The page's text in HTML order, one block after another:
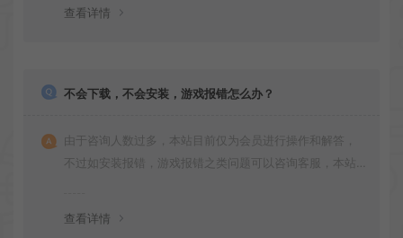
查看详情
不会下载，不会安装，游戏报错怎么办？
由于咨询人数过多，本站目前仅为会员进行操作和解答，
不过如安装报错，游戏报错之类问题可以咨询客服，本站
查看详情